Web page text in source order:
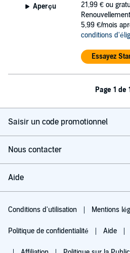
Aperçu 21,99 € ou
5,99 €/mois
conditions
Essayez
Page 1 de 1
Saisir un code promotionnel
Nous contacter
Aide
Conditions d'utilisation Mentions
Politique de confidentialité Aide